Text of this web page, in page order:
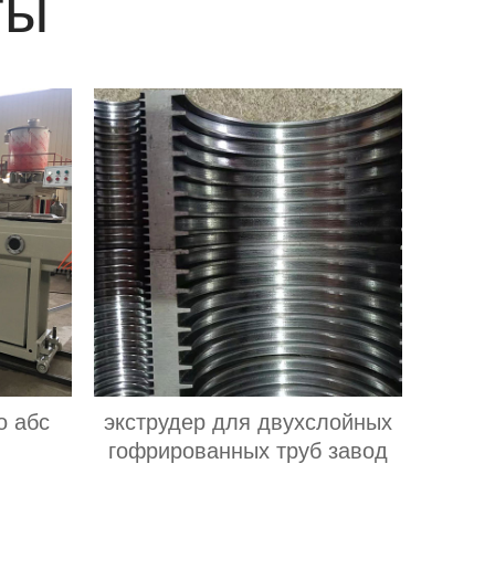
абс
экструдер для двухслойных
гофрированных труб завод